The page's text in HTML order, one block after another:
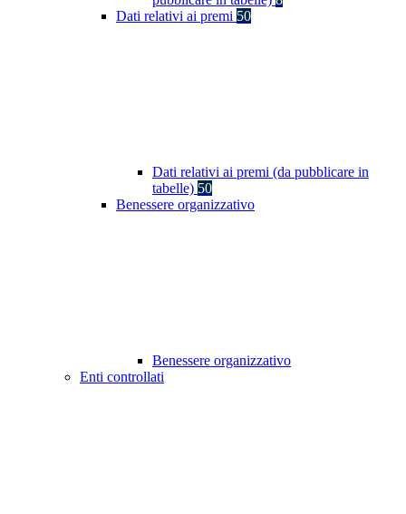
Dati relativi ai premi 50
Dati relativi ai premi (da pubblicare in
tabelle) 50
Benessere organizzativo
Benessere organizzativo
Enti controllati